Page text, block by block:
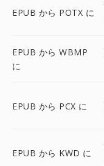
EPUB から POTX に
EPUB から WBMP
に
EPUB から PCX に
EPUB から KWD に